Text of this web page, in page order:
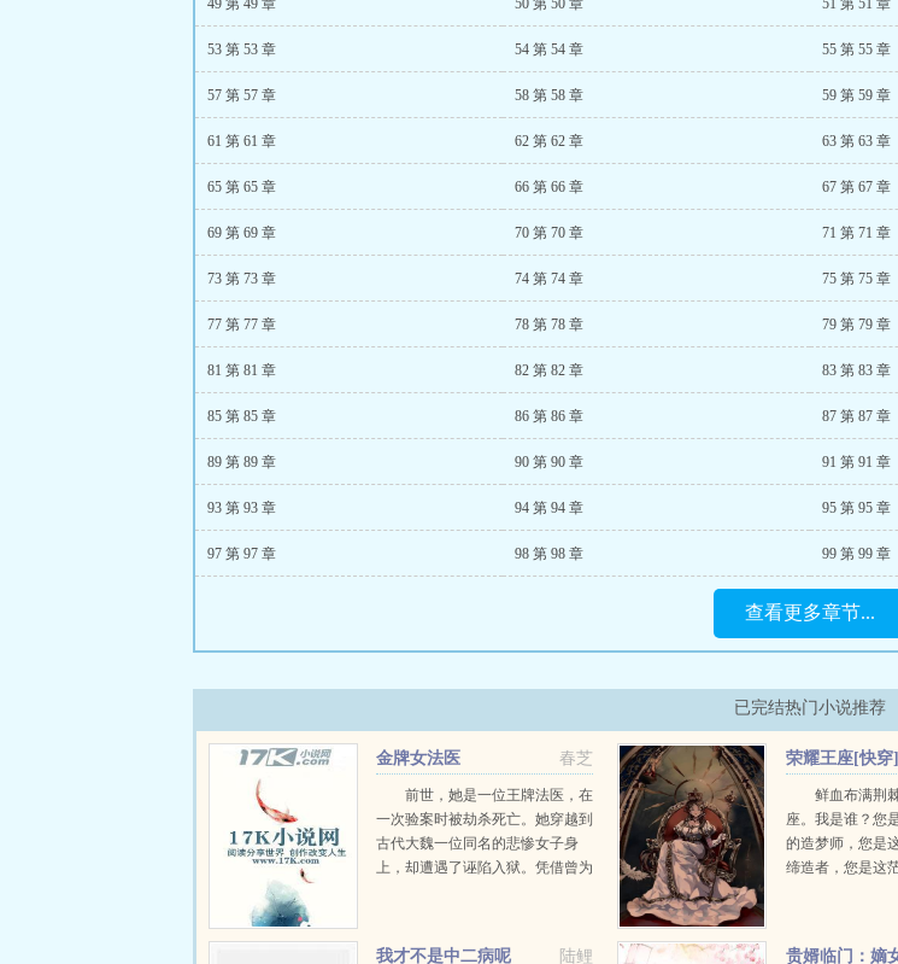
49 第 49 章 50 第 50 章 51 第 51 章
53 第 53 章 54 第 54 章 55 第 55 章
57 第 57 章 58 第 58 章 59 第 59 章
61 第 61 章 62 第 62 章 63 第 63 章
65 第 65 章 66 第 66 章 67 第 67 章
69 第 69 章 70 第 70 章 71 第 71 章
73 第 73 章 74 第 74 章 75 第 75 章
77 第 77 章 78 第 78 章 79 第 79 章
81 第 81 章 82 第 82 章 83 第 83 章
85 第 85 章 86 第 86 章 87 第 87 章
89 第 89 章 90 第 90 章 91 第 91 章
93 第 93 章 94 第 94 章 95 第 95 章
97 第 97 章 98 第 98 章 99 第 99 章
查看更多章节...
已完结热门小说推荐
春芝
金牌女法医
前世，她是一位王牌法医，在
一次验案时被劫杀死亡。她穿越到
古代大魏一位同名的悲惨女子身
上，却遭遇了诬陷入狱。凭借曾为
荣耀王座[快穿]
鲜血布满荆
座。我是谁？您
的造梦师，您是
缔造者，您是这
陆鲤
我才不是中二病呢 贵婿临门：嫡